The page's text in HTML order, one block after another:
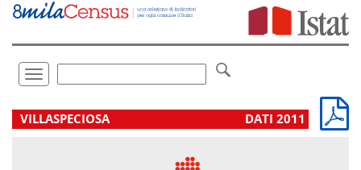
Vai
direttamente
Toggle
navigation
.
VILLASPECIOSA DATI 2011